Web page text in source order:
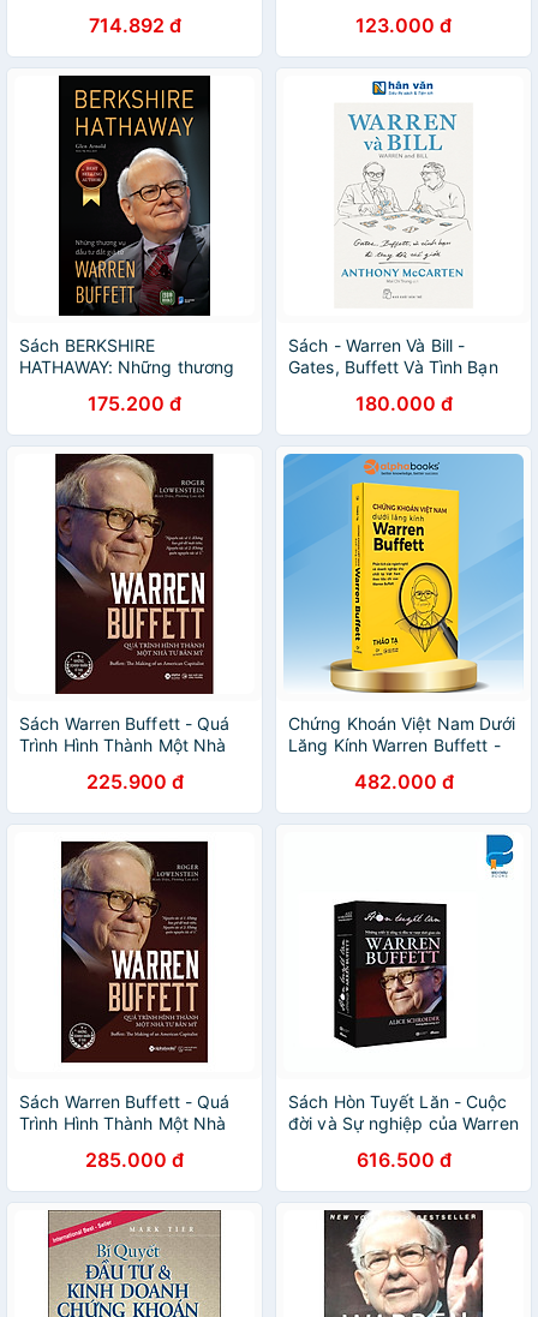
714.892 đ 123.000 đ
Sách BERKSHIRE
HATHAWAY: Những thương
175.200 đ
Sách - Warren Và Bill -
Gates, Buffett Và Tình Bạn
180.000 đ
Sách Warren Buffett - Quá
Trình Hình Thành Một Nhà
225.900 đ
Chứng Khoán Việt Nam Dưới
Lăng Kính Warren Buffett -
Và Doanh Nghiệp Chủ Chốt
Tại Việt Nam Theo Tiêu Chí
Của Warren Buffett - Thảo
482.000 đ
Sách Warren Buffett - Quá
Trình Hình Thành Một Nhà
285.000 đ
Sách Hòn Tuyết Lăn - Cuộc
đời và Sự nghiệp của Warren
616.500 đ